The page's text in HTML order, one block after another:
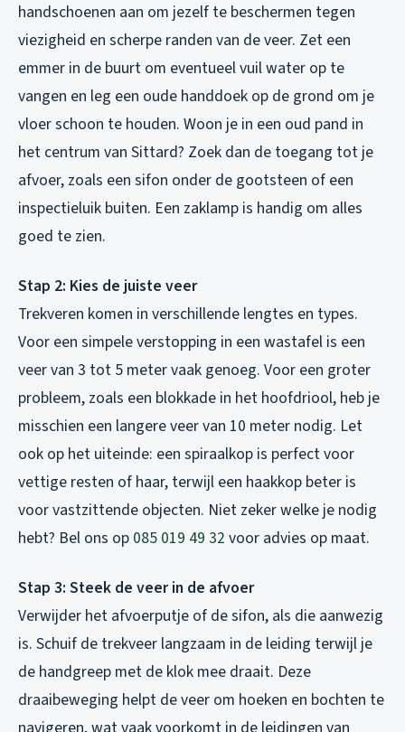
handschoenen aan om jezelf te beschermen tegen
viezigheid en scherpe randen van de veer. Zet een
emmer in de buurt om eventueel vuil water op te
vangen en leg een oude handdoek op de grond om je
vloer schoon te houden. Woon je in een oud pand in
het centrum van Sittard? Zoek dan de toegang tot je
afvoer, zoals een sifon onder de gootsteen of een
inspectieluik buiten. Een zaklamp is handig om alles
goed te zien.
Stap 2: Kies de juiste veer
Trekveren komen in verschillende lengtes en types.
Voor een simpele verstopping in een wastafel is een
veer van 3 tot 5 meter vaak genoeg. Voor een groter
probleem, zoals een blokkade in het hoofdriool, heb je
misschien een langere veer van 10 meter nodig. Let
ook op het uiteinde: een spiraalkop is perfect voor
vettige resten of haar, terwijl een haakkop beter is
voor vastzittende objecten. Niet zeker welke je nodig
hebt? Bel ons op 085 019 49 32 voor advies op maat.
Stap 3: Steek de veer in de afvoer
Verwijder het afvoerputje of de sifon, als die aanwezig
is. Schuif de trekveer langzaam in de leiding terwijl je
de handgreep met de klok mee draait. Deze
draaibeweging helpt de veer om hoeken en bochten te